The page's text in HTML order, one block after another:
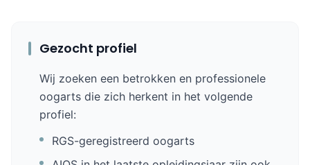
Gezocht profiel
Wij zoeken een betrokken en professionele
oogarts die zich herkent in het volgende
profiel:
RGS-geregistreerd oogarts